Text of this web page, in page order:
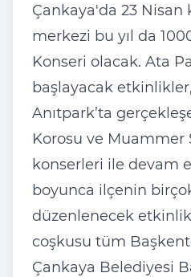
Çankaya'da 23 Nisan
merkezi bu yıl da
Konseri olacak. Ata
başlayacak
Anıtpark’ta
Korosu ve Muammer
konserleri ile devam
boyunca ilçenin
düzenlenecek
coşkusu tüm
Çankaya Belediyesi